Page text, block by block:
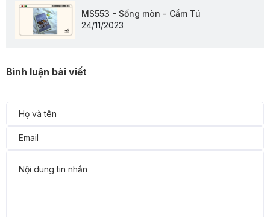
MS553 - Sống mòn - Cẩm Tú
24/11/2023
Bình luận bài viết